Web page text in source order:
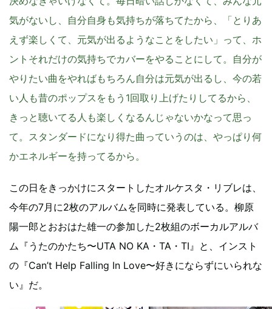
気がないし、自分自身も気持ちが落ちてたから、「とりあ
えず楽しくて、元気が出るようなことをしたい」って、ホ
ントそれだけの気持ちでカバーをやることにして。自分が
やりたい曲をやればもちろん自分は元気が出るし、今の若
い人も昔のポップスをもう1回取り上げたりしてるから、
きっと聴いてる人も楽しくなるんじゃないかなって思っ
て。スタンダードになり得た曲っていうのは、やっぱり何
かエネルギーを持ってるから。
この日をきっかけにスタートしたオルケスタ・リブレは、
今年の7月に2枚のアルバムを同時に発表している。柳原
陽一郎とおおはた雄一の参加した2枚組のボーカルアルバ
ム『うたのかたち〜UTA NO KA・TA・TI』と、インスト
の『Can’t Help Falling In Love〜好きにならずにいられな
い』だ。